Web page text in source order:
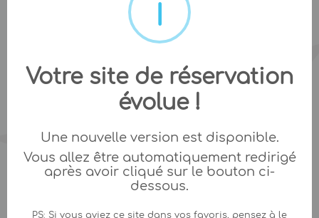
Votre site de réservation
évolue !
Une nouvelle version est disponible.
Vous allez être automatiquement redirigé
après avoir cliqué sur le bouton ci-
dessous.
PS: Si vous aviez ce site dans vos favoris, pensez à le